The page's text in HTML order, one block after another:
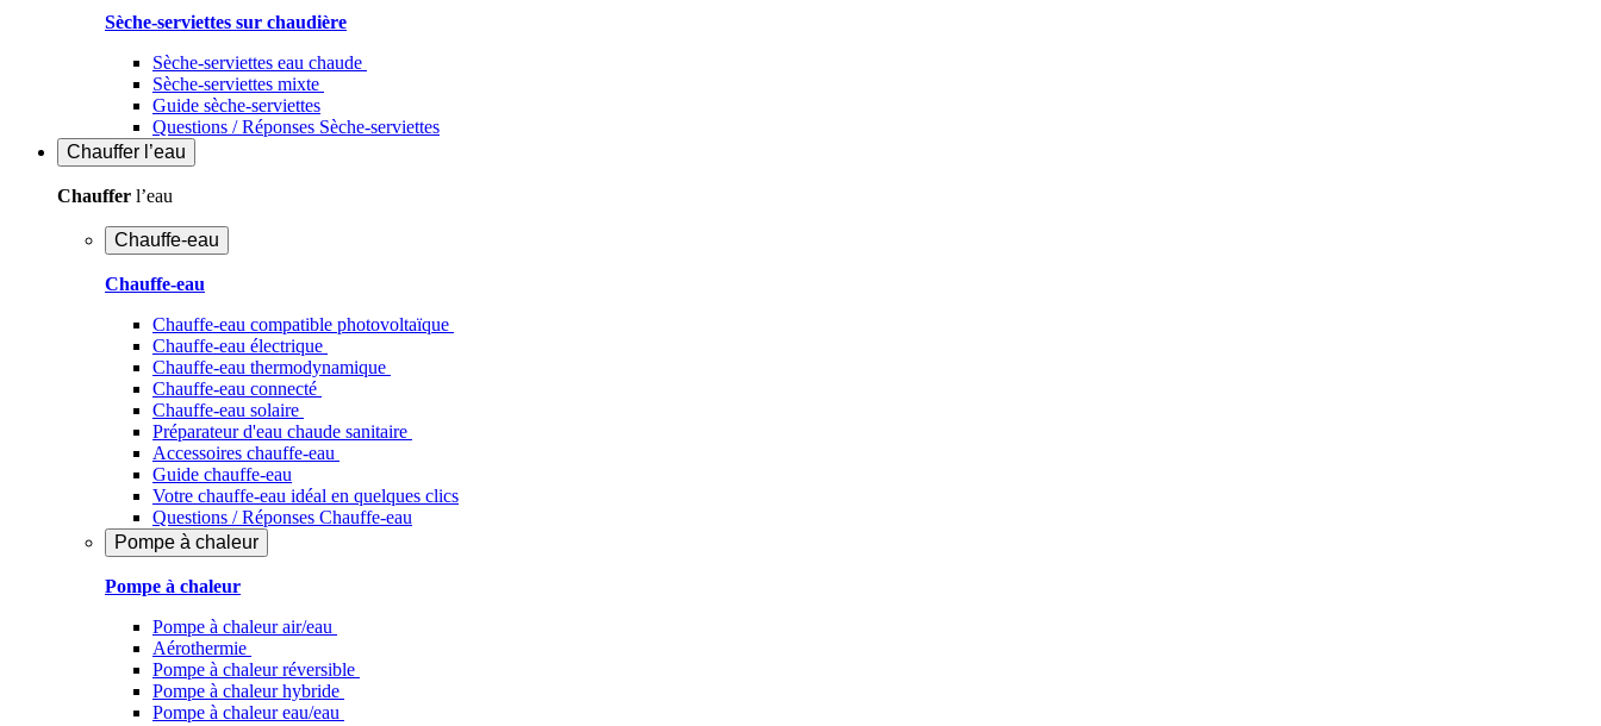
Sèche-serviettes sur chaudière
Sèche-serviettes eau chaude
Sèche-serviettes mixte
Guide sèche-serviettes
Questions / Réponses Sèche-serviettes
Chauffer l’eau
Chauffer l’eau
Chauffe-eau
Chauffe-eau
Chauffe-eau compatible photovoltaïque
Chauffe-eau électrique
Chauffe-eau thermodynamique
Chauffe-eau connecté
Chauffe-eau solaire
Préparateur d'eau chaude sanitaire
Accessoires chauffe-eau
Guide chauffe-eau
Votre chauffe-eau idéal en quelques clics
Questions / Réponses Chauffe-eau
Pompe à chaleur
Pompe à chaleur
Pompe à chaleur air/eau
Aérothermie
Pompe à chaleur réversible
Pompe à chaleur hybride
Pompe à chaleur​ eau/eau